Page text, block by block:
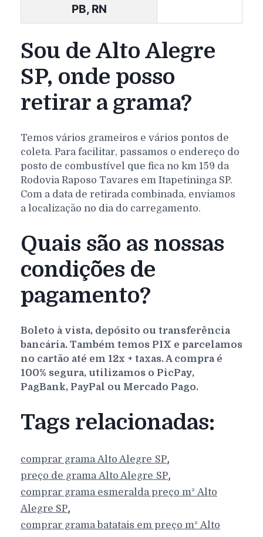
PB, RN
Sou de Alto Alegre
SP, onde posso
retirar a grama?
Temos vários grameiros e vários pontos de
coleta. Para facilitar, passamos o endereço do
posto de combustível que fica no km 159 da
Rodovia Raposo Tavares em Itapetininga SP.
Com a data de retirada combinada, enviamos
a localização no dia do carregamento.
Quais são as nossas
condições de
pagamento?
Boleto à vista, depósito ou transferência
bancária. Também temos PIX e parcelamos
no cartão até em 12x + taxas. A compra é
100% segura, utilizamos o PicPay,
PagBank, PayPal ou Mercado Pago.
Tags relacionadas:
comprar gramaAlto Alegre SP,
preço de gramaAlto Alegre SP,
comprar grama esmeralda preço m² Alto
Alegre SP,
comprar grama batatais em preço m² Alto